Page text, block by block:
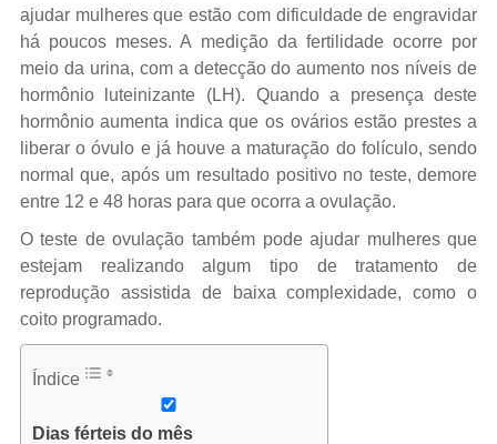
ajudar mulheres que estão com dificuldade de engravidar
há poucos meses. A medição da fertilidade ocorre por
meio da urina, com a detecção do aumento nos níveis de
hormônio luteinizante (LH). Quando a presença deste
hormônio aumenta indica que os ovários estão prestes a
liberar o óvulo e já houve a maturação do folículo, sendo
normal que, após um resultado positivo no teste, demore
entre 12 e 48 horas para que ocorra a ovulação.
O teste de ovulação também pode ajudar mulheres que
estejam realizando algum tipo de tratamento de
reprodução assistida de baixa complexidade, como o
coito programado.
Índice
Dias férteis do mês